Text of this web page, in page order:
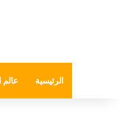
الرئيسية عالم